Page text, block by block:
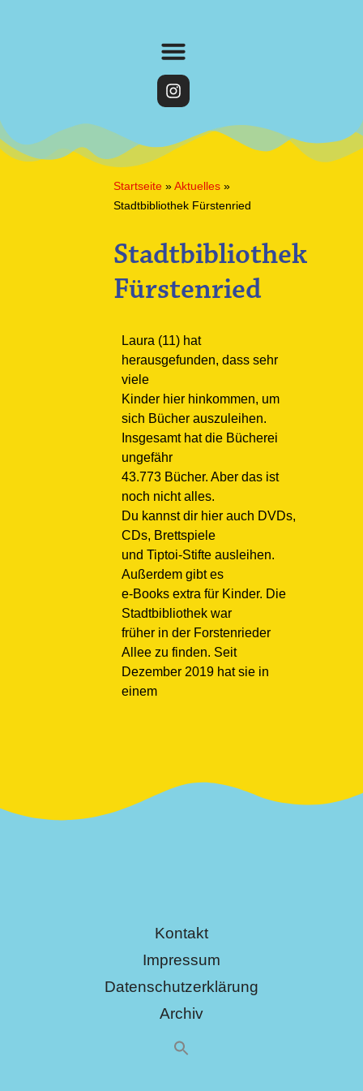
Startseite »Aktuelles »
Stadtbibliothek Fürstenried
Stadtbibliothek
Fürstenried
Laura (11) hat
herausgefunden, dass sehr
viele
Kinder hier hinkommen, um
sich Bücher auszuleihen.
Insgesamt hat die Bücherei
ungefähr
43.773 Bücher. Aber das ist
noch nicht alles.
Du kannst dir hier auch DVDs,
CDs, Brettspiele
und Tiptoi-Stifte ausleihen.
Außerdem gibt es
e-Books extra für Kinder. Die
Stadtbibliothek war
früher in der Forstenrieder
Allee zu finden. Seit
Dezember 2019 hat sie in
einem
Kontakt
Impressum
Datenschutzerklärung
Archiv